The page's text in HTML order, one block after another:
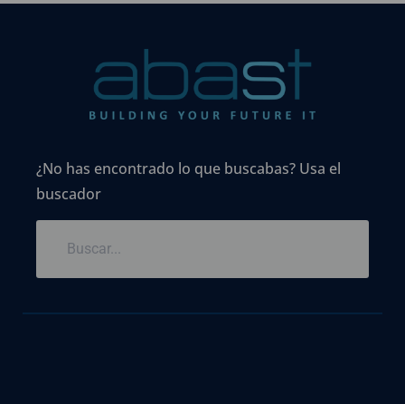
¿No has encontrado lo que buscabas? Usa el
buscador